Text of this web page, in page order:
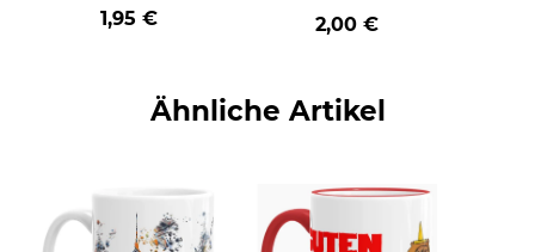
1,95 € 2,00 €
Ähnliche Artikel